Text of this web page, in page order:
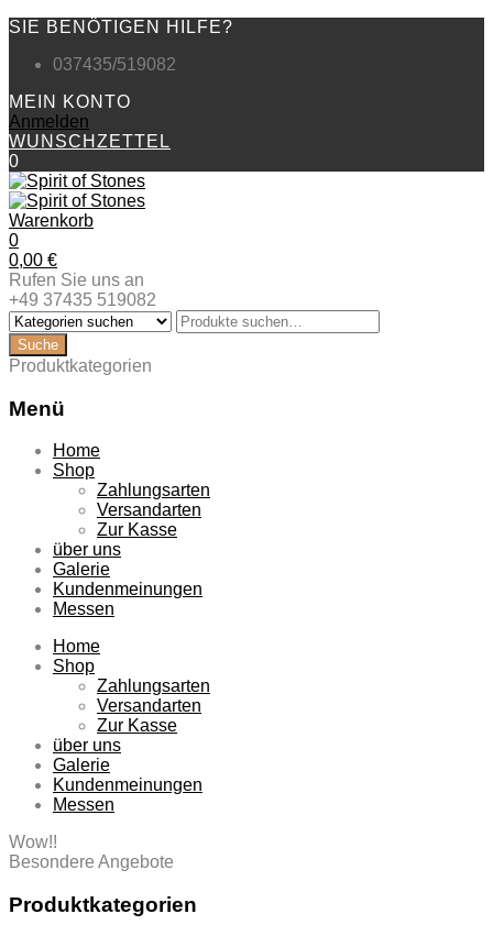
SIE BENÖTIGEN HILFE?
037435/519082
MEIN KONTO
Anmelden
WUNSCHZETTEL
0
Warenkorb
0
0,00 €
Rufen Sie uns an
+49 37435 519082
Produktkategorien
Menü
Zum
Inhalt
Home
Shop
Zahlungsarten
Versandarten
Zur Kasse
über uns
Galerie
Kundenmeinungen
Messen
Home
Shop
Zahlungsarten
Versandarten
Zur Kasse
über uns
Galerie
Kundenmeinungen
Messen
Wow!!
Besondere Angebote
Produktkategorien